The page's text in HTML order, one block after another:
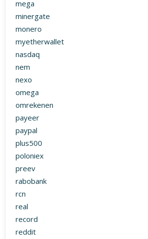
mega
minergate
monero
myetherwallet
nasdaq
nem
nexo
omega
omrekenen
payeer
paypal
plus500
poloniex
preev
rabobank
rcn
real
record
reddit